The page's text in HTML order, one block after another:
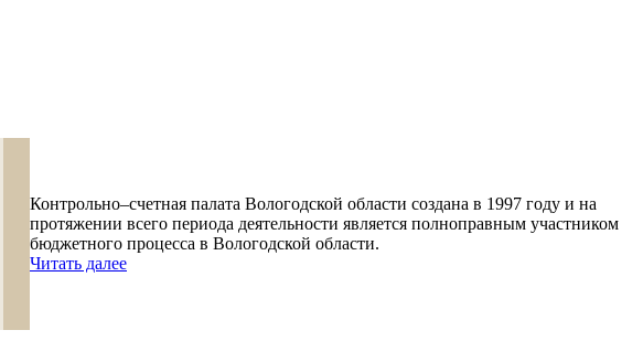
Контрольно–счетная палата Вологодской области создана в 1997 году и на
протяжении всего периода деятельности является полноправным участником
бюджетного процесса в Вологодской области.
Читать далее